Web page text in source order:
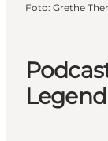
Foto: Grethe